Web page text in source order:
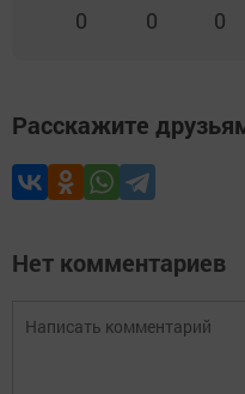
0 0 0
Расскажите
Нет комментариев